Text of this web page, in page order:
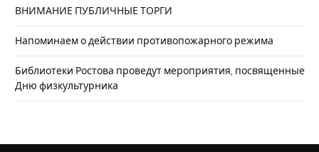
ВНИМАНИЕ ПУБЛИЧНЫЕ ТОРГИ
Напоминаем о действии противопожарного режима
Библиотеки Ростова проведут мероприятия, посвященные
Дню физкультурника